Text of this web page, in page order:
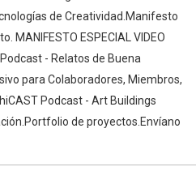
de Creatividad.Manifesto
MANIFESTO ESPECIAL VIDEO
- Relatos de Buena
para Colaboradores, Miembros,
Podcast - Art Buildings
de proyectos.Envíano